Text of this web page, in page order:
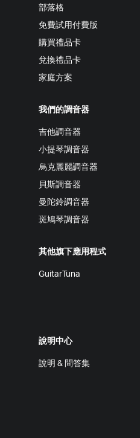
部落格
免費試用付費版
購買禮品卡
兌換禮品卡
家庭方案
我們的調音器
吉他調音器
小提琴調音器
烏克麗麗調音器
貝斯調音器
曼陀鈴調音器
斑鳩琴調音器
其他旗下應用程式
GuitarTuna
說明中心
說明 & 問答集